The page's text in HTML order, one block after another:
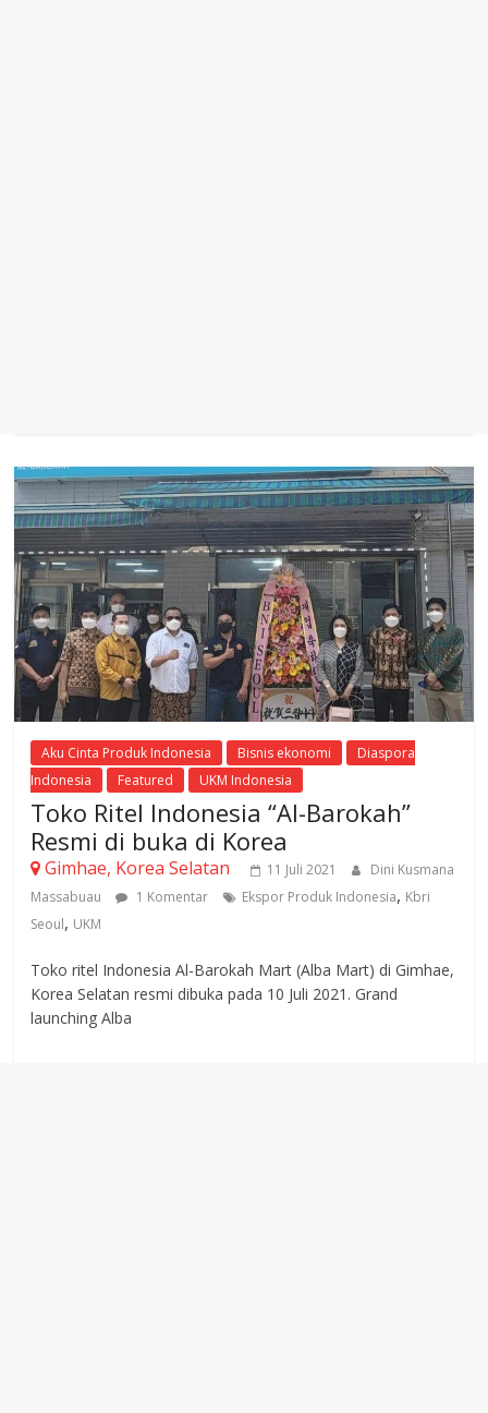
Aku Cinta Produk Indonesia Bisnis ekonomi
Diaspora
Indonesia
Featured UKM Indonesia
Toko Ritel Indonesia “Al-Barokah”
Resmi di buka di Korea
Gimhae, Korea Selatan 11 Juli 2021
Dini Kusmana
Massabuau
1 Komentar Ekspor Produk Indonesia, Kbri
Seoul, UKM
Toko ritel Indonesia Al-Barokah Mart (Alba Mart) di Gimhae,
Korea Selatan resmi dibuka pada 10 Juli 2021. Grand
launching Alba